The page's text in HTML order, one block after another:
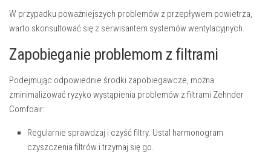
W przypadku poważniejszych problemów z przepływem powietrza,
warto skonsultować się z serwisantem systemów wentylacyjnych.
Zapobieganie problemom z filtrami
Podejmując odpowiednie środki zapobiegawcze, można
zminimalizować ryzyko wystąpienia problemów z filtrami Zehnder
Comfoair:
Regularnie sprawdzaj i czyść filtry. Ustal harmonogram
czyszczenia filtrów i trzymaj się go.